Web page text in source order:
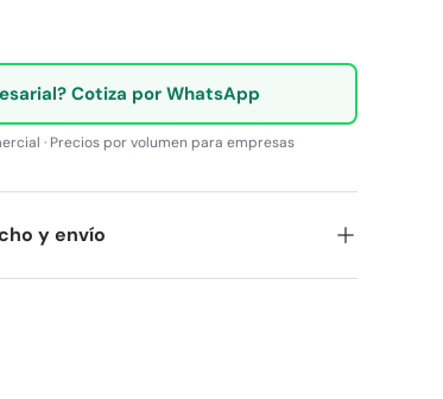
Cotiza por WhatsApp
· Precios por volumen para empresas
y envío